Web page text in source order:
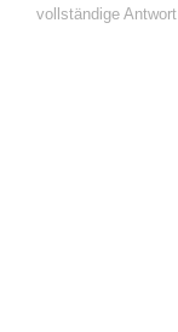
vollständige